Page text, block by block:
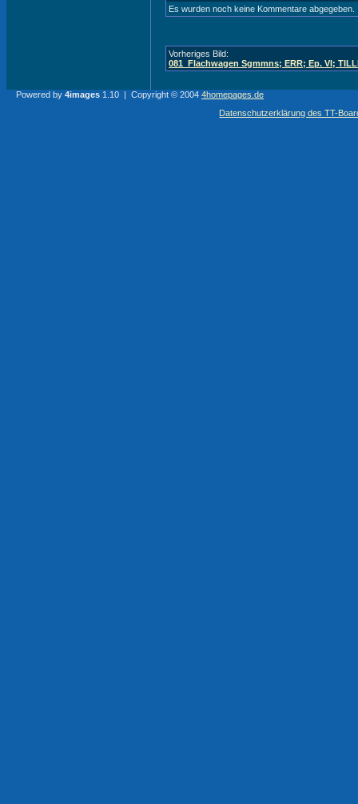
Es wurden noch keine Kommentare abgegeben.
Vorheriges Bild:
081_Flachwagen Sgmmns; ERR; Ep. VI;
Powered by 4images 1.10 | Copyright © 2004 4homepages.de
Datenschutzerklärung des TT-